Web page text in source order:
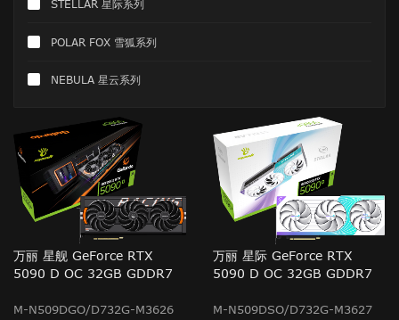
STELLAR 星际系列
POLAR FOX 雪狐系列
NEBULA 星云系列
万丽 星舰 GeForce RTX
5090 D OC 32GB GDDR7
M-N509DGO/D732G-M3626
万丽 星际 GeForce RTX
5090 D OC 32GB GDDR7
M-N509DSO/D732G-M3627